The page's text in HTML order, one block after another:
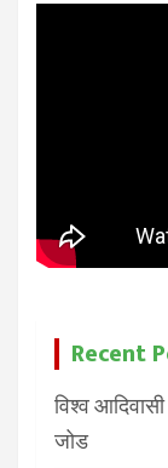
Recent
विश्व
जोड